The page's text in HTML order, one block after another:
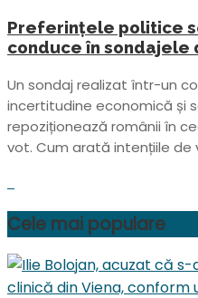
Preferințele politice
conduce în sondajele
Un sondaj realizat într-un
incertitudine economică și
repoziționează românii în
vot. Cum arată intențiile de
Cele mai populare